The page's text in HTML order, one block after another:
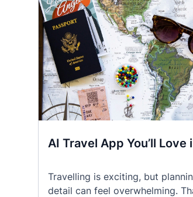
AI Travel App You’ll Love
Travelling is exciting, but
detail can feel overwhelming.